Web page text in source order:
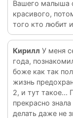
Вашего малыша
красивого,
того кто любит
Кирилл У меня
года,
боже как так
жизнь
2, и тут такое...
прекрасно
делать даже не